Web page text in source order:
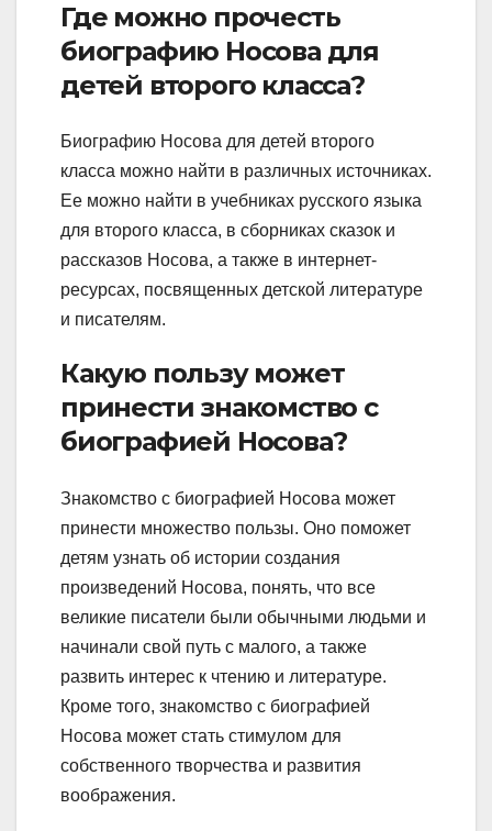
Где можно прочесть
биографию Носова для
детей второго класса?
Биографию Носова для детей второго
класса можно найти в различных источниках.
Ее можно найти в учебниках русского языка
для второго класса, в сборниках сказок и
рассказов Носова, а также в интернет-
ресурсах, посвященных детской литературе
и писателям.
Какую пользу может
принести знакомство с
биографией Носова?
Знакомство с биографией Носова может
принести множество пользы. Оно поможет
детям узнать об истории создания
произведений Носова, понять, что все
великие писатели были обычными людьми и
начинали свой путь с малого, а также
развить интерес к чтению и литературе.
Кроме того, знакомство с биографией
Носова может стать стимулом для
собственного творчества и развития
воображения.